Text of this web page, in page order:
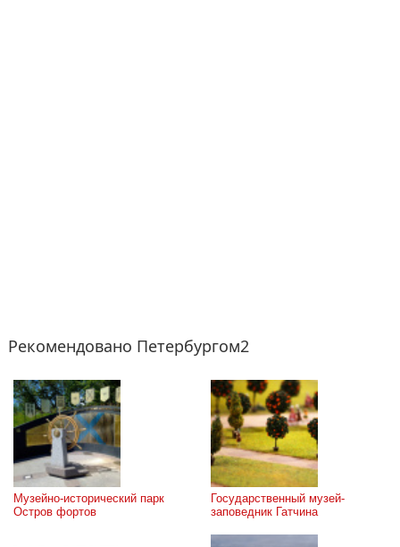
Рекомендовано Петербургом2
Музейно-исторический парк
Остров фортов
Государственный музей-
заповедник Гатчина